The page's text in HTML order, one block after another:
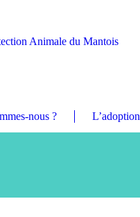
Animale du Mantois
nous ? L’adoption